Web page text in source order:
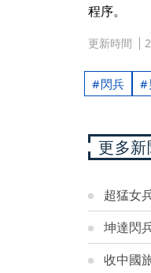
程序。
更新時間
閃兵
更多新
超猛女
坤達閃
收中國